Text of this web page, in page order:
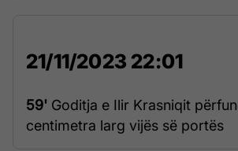
21/11/2023 22:01
59' Goditja e Ilir Krasniqit
centimetra larg vijës së portës